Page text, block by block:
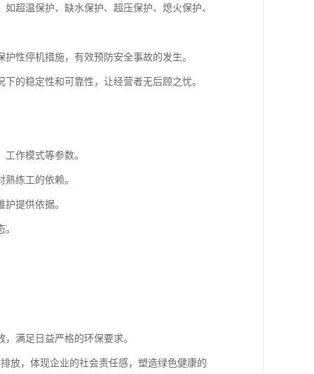
超温保护、缺水保护、超压保护、熄火保护、
性停机措施，有效预防安全事故的发生。
的稳定性和可靠性，让经营者无后顾之忧。
作模式等参数。
练工的依赖。
提供依据。
满足日益严格的环保要求。
放，体现企业的社会责任感，塑造绿色健康的